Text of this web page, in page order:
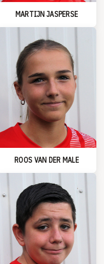
MARTIJN JASPERSE
ROOS VAN DER MALE